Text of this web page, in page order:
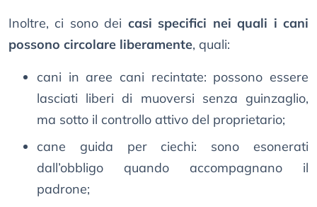
Inoltre, ci sono dei casi specifici nei quali i cani
possono circolare liberamente, quali:
cani in aree cani recintate: possono essere
lasciati liberi di muoversi senza guinzaglio,
ma sotto il controllo attivo del proprietario;
cane guida per ciechi: sono esonerati
dall’obbligo quando accompagnano il
padrone;